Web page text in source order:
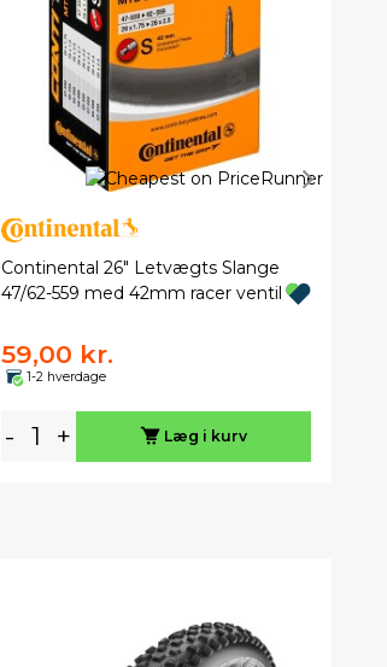
Continental 26" Letvægts Slange
47/62-559 med 42mm racer ventil
59,00 kr.
1-2 hverdage
- + Læg i kurv